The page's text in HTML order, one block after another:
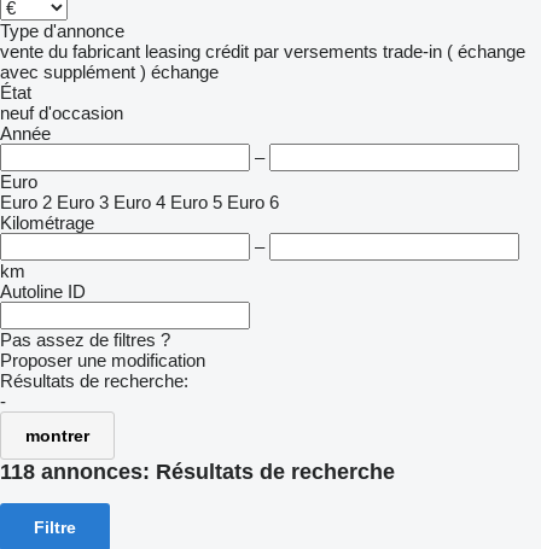
Type d'annonce
vente du fabricant leasing crédit par versements trade-in ( échange
avec supplément ) échange
État
neuf d'occasion
Année
–
Euro
Euro 2 Euro 3 Euro 4 Euro 5 Euro 6
Kilométrage
–
km
Autoline ID
Pas assez de filtres ?
Proposer une modification
Résultats de recherche:
-
montrer
118 annonces: Résultats de recherche
Filtre